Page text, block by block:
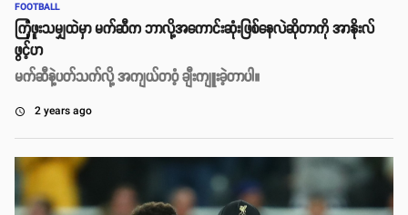
FOOTBALL
ကြုံဖူးသမျှထဲမှာ မက်ဆီက ဘာလို့အကောင်းဆုံးဖြစ်နေလဲဆိုတာကို အာနိုးလ်
ဖွင့်ဟ
မက်ဆီနဲ့ပတ်သက်လို့ အကျယ်တဝံ့ ချီးကျူးခဲ့တာပါ။
access_time 2 years ago